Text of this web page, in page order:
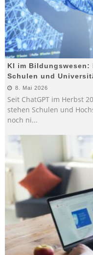
KI im
Schulen und
8. Mai 2026
Seit ChatGPT im Herbst
stehen Schulen und
noch ni...